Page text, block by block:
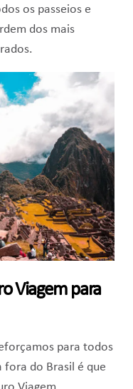
os passeios e
dos mais
Viagem para
para todos
fora do Brasil é que